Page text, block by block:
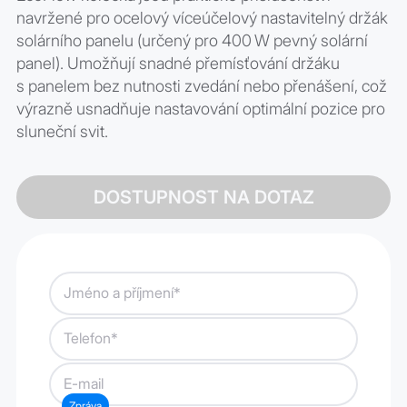
navržené pro ocelový víceúčelový nastavitelný držák
solárního panelu (určený pro 400 W pevný solární
panel). Umožňují snadné přemísťování držáku
s panelem bez nutnosti zvedání nebo přenášení, což
výrazně usnadňuje nastavování optimální pozice pro
sluneční svit.
DOSTUPNOST NA DOTAZ
Jméno a příjmení*
Telefon*
E-mail